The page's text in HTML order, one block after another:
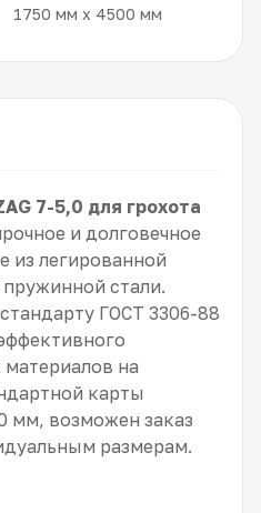
1750 мм x 4500 мм
7-5,0 для грохота
и долговечное
из легированной
стали.
ГОСТ 3306-88
на
карты
мм, возможен заказ
размерам.